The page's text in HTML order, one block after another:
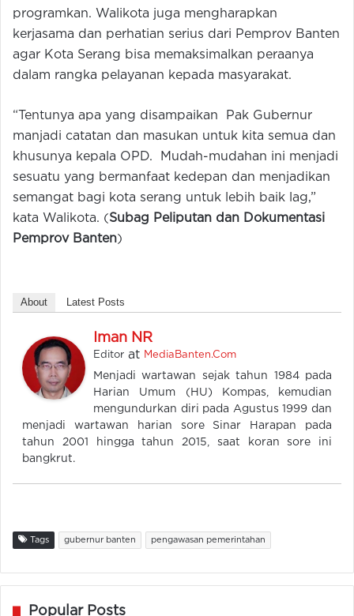
programkan. Walikota juga mengharapkan
kerjasama dan perhatian serius dari Pemprov Banten
agar Kota Serang bisa memaksimalkan peraanya
dalam rangka pelayanan kepada masyarakat.
“Tentunya apa yang disampaikan Pak Gubernur
manjadi catatan dan masukan untuk kita semua dan
khusunya kepala OPD. Mudah-mudahan ini menjadi
sesuatu yang bermanfaat kedepan dan menjadikan
semangat bagi kota serang untuk lebih baik lag,”
kata Walikota. (Subag Peliputan dan Dokumentasi
Pemprov Banten)
About Latest Posts
Iman NR
Editor at MediaBanten.Com
Menjadi wartawan sejak tahun 1984 pada
Harian Umum (HU) Kompas, kemudian
mengundurkan diri pada Agustus 1999 dan
menjadi wartawan harian sore Sinar Harapan pada
tahun 2001 hingga tahun 2015, saat koran sore ini
bangkrut.
Tags gubernur banten pengawasan pemerintahan
Popular Posts